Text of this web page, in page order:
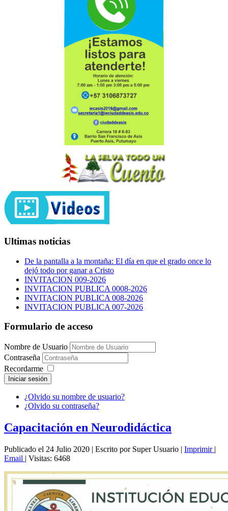
Ultimas noticias
De la pantalla a la montaña: El día en que el grado once lo
dejó todo por ganar a Cristo
INVITACION 009-2026
INVITACION PUBLICA 0008-2026
INVITACION PUBLICA 008-2026
INVITACION PUBLICA 007-2026
Formulario de acceso
Nombre de Usuario
Contraseña
Recordarme
Iniciar sesión
¿Olvido su nombre de usuario?
¿Olvido su contraseña?
Capacitación en Neurodidáctica
Publicado el 24 Julio 2020 | Escrito por Super Usuario | Imprimir |
Email | Visitas: 6468